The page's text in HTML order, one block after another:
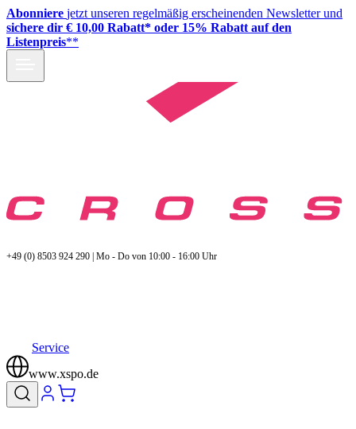
Abonniere jetzt unseren regelmäßig erscheinenden Newsletter und
sichere dir € 10,00 Rabatt* oder 15% Rabatt auf den
Listenpreis**
+49 (0) 8503 924 290 | Mo - Do von 10:00 - 16:00 Uhr
Service
www.xspo.de